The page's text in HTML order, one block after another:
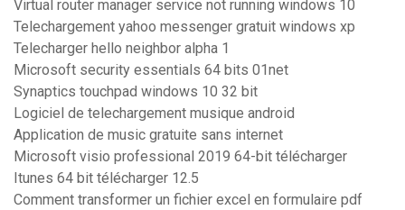
Virtual router manager service not running windows 10
Telechargement yahoo messenger gratuit windows xp
Telecharger hello neighbor alpha 1
Microsoft security essentials 64 bits 01net
Synaptics touchpad windows 10 32 bit
Logiciel de telechargement musique android
Application de music gratuite sans internet
Microsoft visio professional 2019 64-bit télécharger
Itunes 64 bit télécharger 12.5
Comment transformer un fichier excel en formulaire pdf